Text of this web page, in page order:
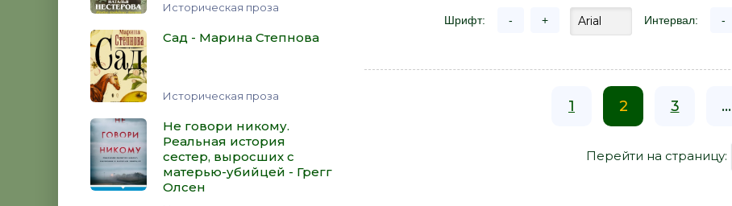
Историческая проза
Сад - Марина Степнова
Историческая проза
Не говори никому.
Реальная история
сестер, выросших с
матерью-убийцей - Грегг
Олсен
Шрифт: - + Интервал: -
1 2 3 ...
Перейти на страницу: